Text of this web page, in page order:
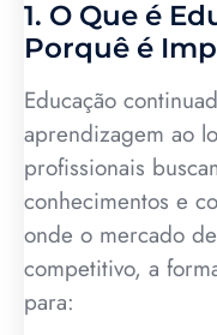
1. O Que é
Porquê é
Educação
aprendizagem ao
profissionais
conhecimentos e
onde o mercado
competitivo, a
para: